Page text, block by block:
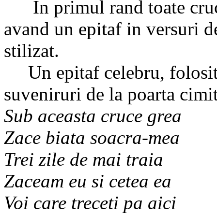
In primul rand toate
avand un epitaf in versuri
stilizat.
Un epitaf celebru,
suveniruri de la poarta
Sub aceasta cruce grea
Zace biata soacra-mea
Trei zile de mai traia
Zaceam eu si cetea ea
Voi care treceti pa aici